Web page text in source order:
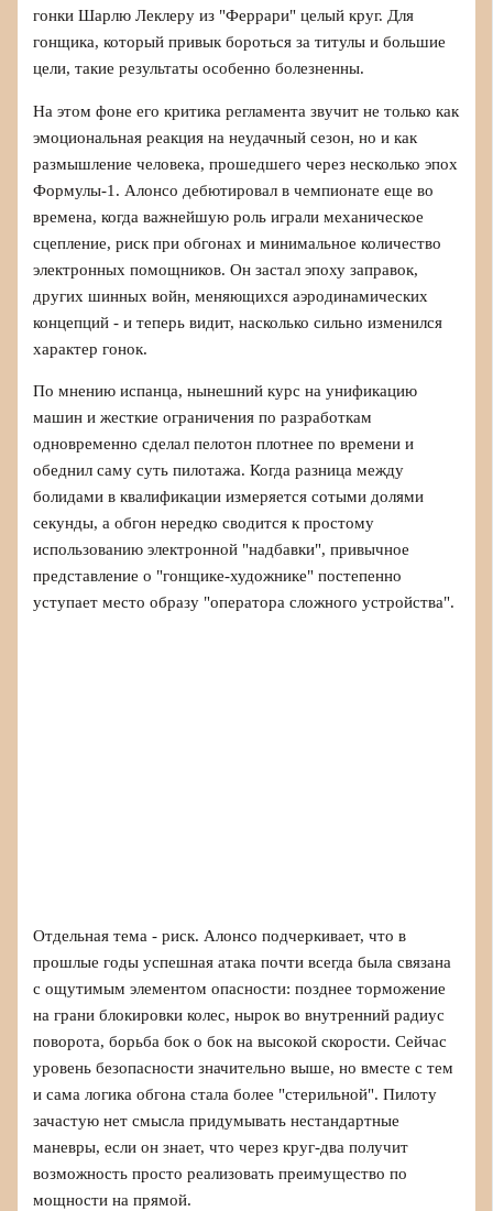
гонки Шарлю Леклеру из "Феррари" целый круг. Для
гонщика, который привык бороться за титулы и большие
цели, такие результаты особенно болезненны.
На этом фоне его критика регламента звучит не только как
эмоциональная реакция на неудачный сезон, но и как
размышление человека, прошедшего через несколько эпох
Формулы‑1. Алонсо дебютировал в чемпионате еще во
времена, когда важнейшую роль играли механическое
сцепление, риск при обгонах и минимальное количество
электронных помощников. Он застал эпоху заправок,
других шинных войн, меняющихся аэродинамических
концепций - и теперь видит, насколько сильно изменился
характер гонок.
По мнению испанца, нынешний курс на унификацию
машин и жесткие ограничения по разработкам
одновременно сделал пелотон плотнее по времени и
обеднил саму суть пилотажа. Когда разница между
болидами в квалификации измеряется сотыми долями
секунды, а обгон нередко сводится к простому
использованию электронной "надбавки", привычное
представление о "гонщике‑художнике" постепенно
уступает место образу "оператора сложного устройства".
Отдельная тема - риск. Алонсо подчеркивает, что в
прошлые годы успешная атака почти всегда была связана
с ощутимым элементом опасности: позднее торможение
на грани блокировки колес, нырок во внутренний радиус
поворота, борьба бок о бок на высокой скорости. Сейчас
уровень безопасности значительно выше, но вместе с тем
и сама логика обгона стала более "стерильной". Пилоту
зачастую нет смысла придумывать нестандартные
маневры, если он знает, что через круг‑два получит
возможность просто реализовать преимущество по
мощности на прямой.